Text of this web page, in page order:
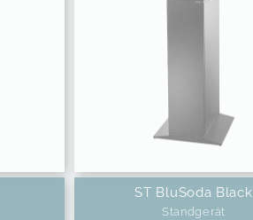
ST BluSoda Black
Standgerät